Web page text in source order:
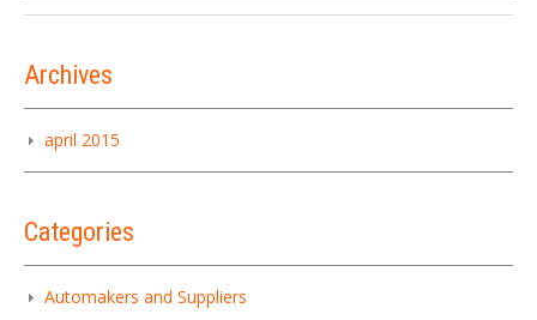
Archives
april 2015
Categories
Automakers and Suppliers